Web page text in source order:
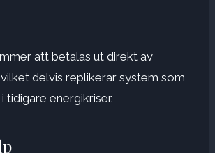
att betalas ut direkt av
delvis replikerar system som
tidigare energikriser.